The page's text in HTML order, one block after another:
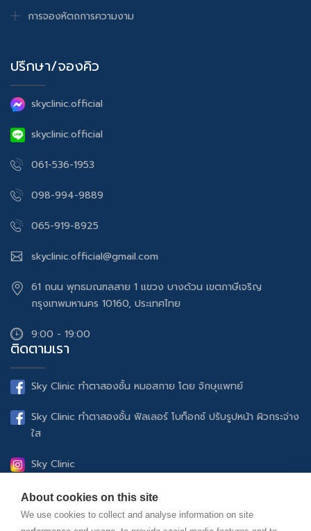
About cookies on this site
We use cookies to collect and analyse information on site
การจองหัตถการความงาม
ปรึกษา/จองคิว
skyclinic.official
skyclinic.official
061-536-1953
098-994-9889
065-919-8925
skyclinic.official@gmail.com
61 ถนน พุทธมณฑลสาย 1 แขวง บางด้วน เขตภาษีเจริญ
กรุงเทพมหานคร 10160, ประเทศไทย
9:00 - 19:00
ติดตามเรา
Sky Clinic ทำตาสองชั้น หมอสกาย โดย จักษุแพทย์
Sky Clinic ทำตาสองชั้น ฟิลเลอร์ โบท็อกซ์ ปรับรูปหน้า ผิวกระจ่าง
ใส
Sky Clinic
UltheraSPT ยกกระชับปรับรูปหน้า ฟิลเลอร์ โบท็อกซ์ ดูแลผิว
พรรณ